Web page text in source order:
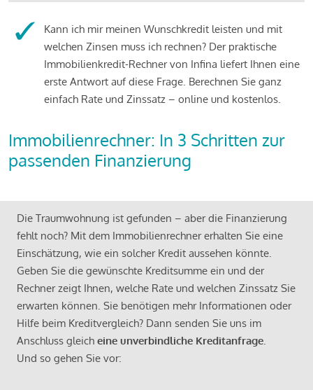
Kann ich mir meinen Wunschkredit leisten und mit
welchen Zinsen muss ich rechnen? Der praktische
Immobilienkredit-Rechner von Infina liefert Ihnen eine
erste Antwort auf diese Frage. Berechnen Sie ganz
einfach Rate und Zinssatz – online und kostenlos.
Immobilienrechner: In 3 Schritten zur
passenden Finanzierung
Die Traumwohnung ist gefunden – aber die Finanzierung
fehlt noch? Mit dem Immobilienrechner erhalten Sie eine
Einschätzung, wie ein solcher Kredit aussehen könnte.
Geben Sie die gewünschte Kreditsumme ein und der
Rechner zeigt Ihnen, welche Rate und welchen Zinssatz Sie
erwarten können. Sie benötigen mehr Informationen oder
Hilfe beim Kreditvergleich? Dann senden Sie uns im
Anschluss gleich eine unverbindliche Kreditanfrage.
Und so gehen Sie vor: